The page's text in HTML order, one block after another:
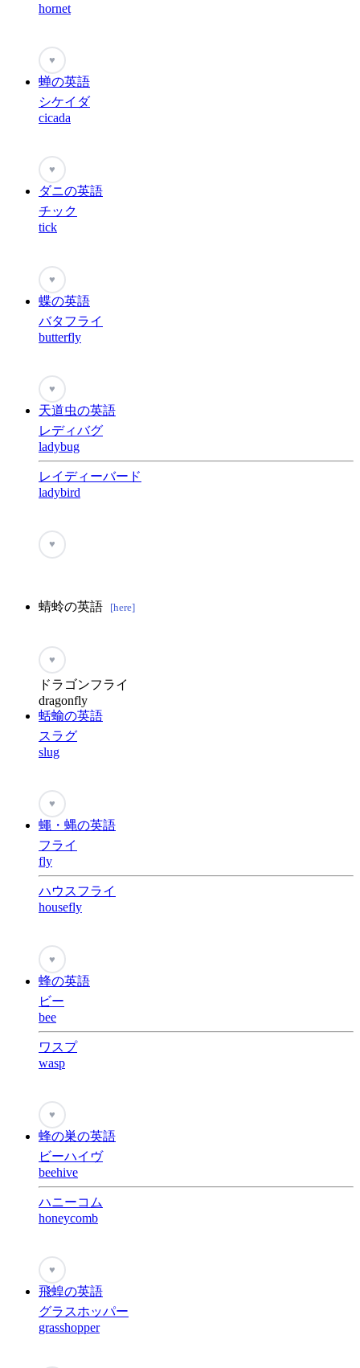
hornet
♥
蝉の英語
シケイダ
cicada
♥
ダニの英語
チック
tick
♥
蝶の英語
バタフライ
butterfly
♥
天道虫の英語
レディバグ
ladybug
レイディーバード
ladybird
♥
蜻蛉の英語 [here]
♥
ドラゴンフライ
dragonfly
蛞蝓の英語
スラグ
slug
♥
蠅・蝿の英語
フライ
fly
ハウスフライ
housefly
♥
蜂の英語
ビー
bee
ワスプ
wasp
♥
蜂の巣の英語
ビーハイヴ
beehive
ハニーコム
honeycomb
♥
飛蝗の英語
グラスホッパー
grasshopper